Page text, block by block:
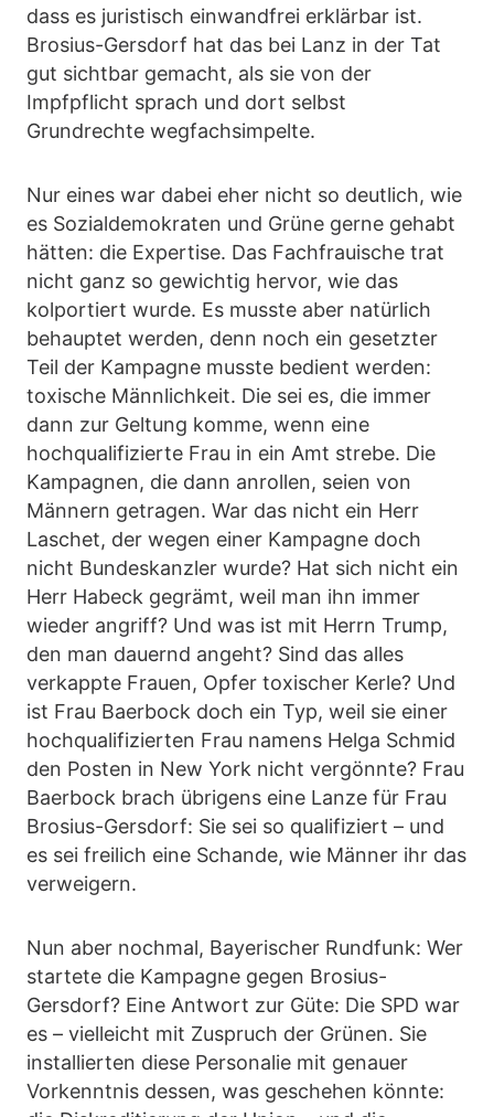
dass es juristisch einwandfrei erklärbar ist.
Brosius-Gersdorf hat das bei Lanz in der Tat
gut sichtbar gemacht, als sie von der
Impfpflicht sprach und dort selbst
Grundrechte wegfachsimpelte.
Nur eines war dabei eher nicht so deutlich, wie
es Sozialdemokraten und Grüne gerne gehabt
hätten: die Expertise. Das Fachfrauische trat
nicht ganz so gewichtig hervor, wie das
kolportiert wurde. Es musste aber natürlich
behauptet werden, denn noch ein gesetzter
Teil der Kampagne musste bedient werden:
toxische Männlichkeit. Die sei es, die immer
dann zur Geltung komme, wenn eine
hochqualifizierte Frau in ein Amt strebe. Die
Kampagnen, die dann anrollen, seien von
Männern getragen. War das nicht ein Herr
Laschet, der wegen einer Kampagne doch
nicht Bundeskanzler wurde? Hat sich nicht ein
Herr Habeck gegrämt, weil man ihn immer
wieder angriff? Und was ist mit Herrn Trump,
den man dauernd angeht? Sind das alles
verkappte Frauen, Opfer toxischer Kerle? Und
ist Frau Baerbock doch ein Typ, weil sie einer
hochqualifizierten Frau namens Helga Schmid
den Posten in New York nicht vergönnte? Frau
Baerbock brach übrigens eine Lanze für Frau
Brosius-Gersdorf: Sie sei so qualifiziert – und
es sei freilich eine Schande, wie Männer ihr das
verweigern.
Nun aber nochmal, Bayerischer Rundfunk: Wer
startete die Kampagne gegen Brosius-
Gersdorf? Eine Antwort zur Güte: Die SPD war
es – vielleicht mit Zuspruch der Grünen. Sie
installierten diese Personalie mit genauer
Vorkenntnis dessen, was geschehen könnte: